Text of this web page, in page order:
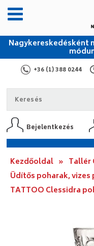
Nagykereskedésként
+36 (1) 388 0244
Bejelentkezés
Kezdőoldal » Tallér
Üdítős poharak,
TATTOO Clessidra